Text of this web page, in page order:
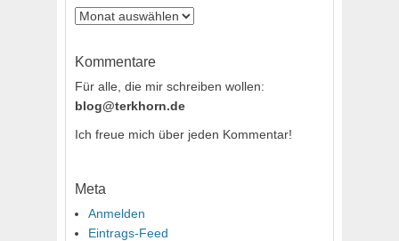
Archiv
Kommentare
Für alle, die mir schreiben wollen:
blog@terkhorn.de
Ich freue mich über jeden Kommentar!
Meta
Anmelden
Eintrags-Feed